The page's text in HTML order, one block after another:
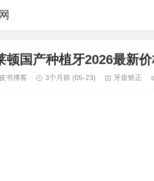
顿国产种植牙2026最新
书博客 3个月前 (05-23) 牙齿矫正